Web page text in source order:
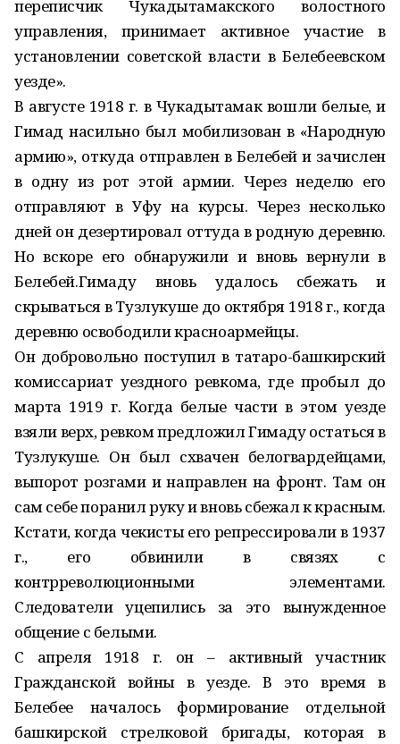
переписчик Чукадытамакского волостного
управления, принимает активное участие в
установлении советской власти в Белебеевском
уезде».
В августе 1918 г. в Чукадытамак вошли белые, и
Гимад насильно был мобилизован в «Народную
армию», откуда отправлен в Белебей и зачислен
в одну из рот этой армии. Через неделю его
отправляют в Уфу на курсы. Через несколько
дней он дезертировал оттуда в родную деревню.
Но вскоре его обнаружили и вновь вернули в
Белебей.Гимаду вновь удалось сбежать и
скрываться в Тузлукуше до октября 1918 г., когда
деревню освободили красноармейцы.
Он добровольно поступил в татаро-башкирский
комиссариат уездного ревкома, где пробыл до
марта 1919 г. Когда белые части в этом уезде
взяли верх, ревком предложил Гимаду остаться в
Тузлукуше. Он был схвачен белогвардейцами,
выпорот розгами и направлен на фронт. Там он
сам себе поранил руку и вновь сбежал к красным.
Кстати, когда чекисты его репрессировали в 1937
г., его обвинили в связях с
контрреволюционными элементами.
Следователи уцепились за это вынужденное
общение с белыми.
С апреля 1918 г. он – активный участник
Гражданской войны в уезде. В это время в
Белебее началось формирование отдельной
башкирской стрелковой бригады, которая в